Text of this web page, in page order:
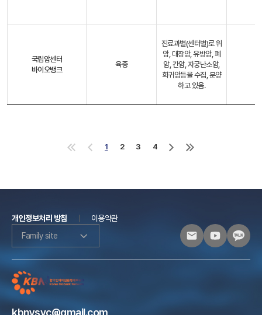
국립암센터
바이오뱅크
육종
진료과별(센터별)로 위
암, 대장암, 유방암, 폐
암, 간암, 자궁난소암,
희귀암등을 수집, 분양
하고 있음.
1 2 3
4
개인정보처리 방침
이용약관
Family site